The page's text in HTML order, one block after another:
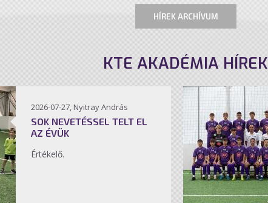
HÍREK ARCHÍVUM
KTE AKADÉMIA HÍREK
2026-07-27, Nyitray András
SOK NEVETÉSSEL TELT EL
AZ ÉVÜK
Értékelő.